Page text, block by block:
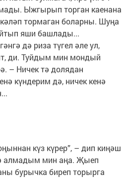
Ыжгырып торган каенана
тормаган боларны. Шуңа
яши башлады...
дә риза түгел әле ул,
ди. Туйдым мин мондый
– Ничек тә долядан
күндерим дә, ничек кенә
күз күрер”, – дип киңәш
алмадым мин аңа. Җыеп
бурычка биреп торырга